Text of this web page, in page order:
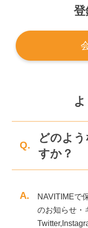
Q.
どのよ
すか？
A.
NAVITIMEで
のお知らせ・